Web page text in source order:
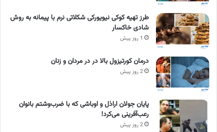
طرز تهیه کوکی نیویورکی شکلاتی نرم با پیمانه به روش
شادی خاکسار
1 روز پیش
درمان کورتیزول بالا در در مردان و زنان
2 روز پیش
پایان جولان اراذل و اوباشی که با ضرب‌وشتم بانوان
رعب‌آفرینی می‌کرد!
2 روز پیش